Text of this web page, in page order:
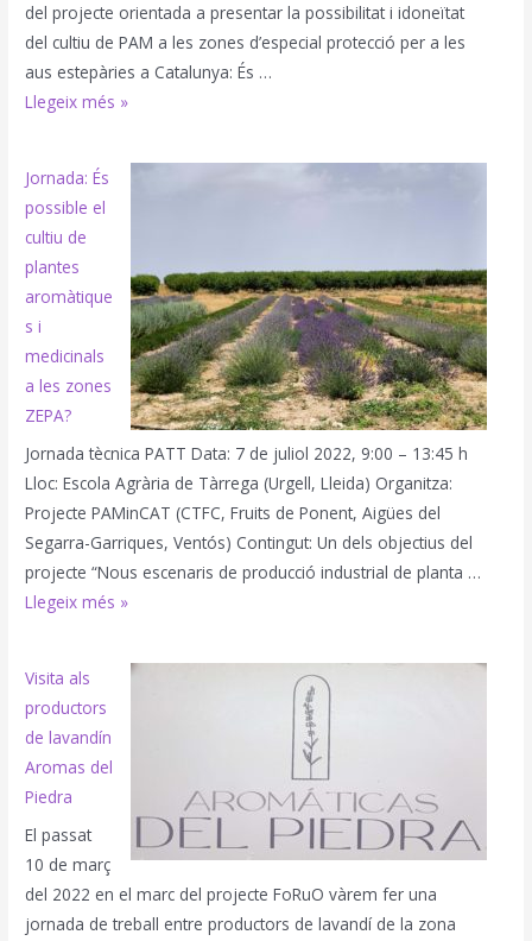
del projecte orientada a presentar la possibilitat i idoneïtat
del cultiu de PAM a les zones d’especial protecció per a les
aus estepàries a Catalunya: És …
Valoració
primera
jornada
PATT
del
projecte
PAMinCAT
Llegeix més »
Jornada: És
possible el
cultiu de
plantes
aromàtique
s i
medicinals
a les zones
ZEPA?
Jornada tècnica PATT Data: 7 de juliol 2022, 9:00 – 13:45 h
Lloc: Escola Agrària de Tàrrega (Urgell, Lleida) Organitza:
Projecte PAMinCAT (CTFC, Fruits de Ponent, Aigües del
Segarra-Garriques, Ventós) Contingut: Un dels objectius del
projecte “Nous escenaris de producció industrial de planta …
Jornada:
el
cultiu
de
plantes
aromàtiques
i
medicinals
a
les
Llegeix més »
Visita als
productors
de lavandín
Aromas del
Piedra
El passat
10 de març
del 2022 en el marc del projecte FoRuO vàrem fer una
jornada de treball entre productors de lavandí de la zona